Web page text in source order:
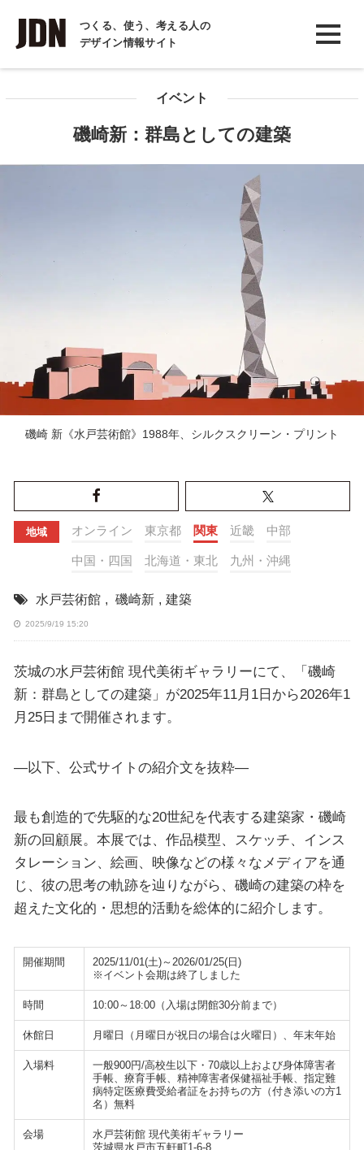
つくる、使う、考える人の
デザイン情報サイト
INTERVIEW
インタビュー
イベント
磯崎新：群島としての建築
磯崎 新《水戸芸術館》1988年、シルクスクリーン・プリント
地域 オンライン 東京都 関東 近畿 中部
中国・四国 北海道・東北 九州・沖縄
水戸芸術館 , 磯崎新 , 建築
2025/9/19 15:20
茨城の水戸芸術館 現代美術ギャラリーにて、「磯崎
新：群島としての建築」が2025年11月1日から2026年1
月25日まで開催されます。
—以下、公式サイトの紹介文を抜粋—
最も創造的で先駆的な20世紀を代表する建築家・磯崎
新の回顧展。本展では、作品模型、スケッチ、インス
タレーション、絵画、映像などの様々なメディアを通
じ、彼の思考の軌跡を辿りながら、磯崎の建築の枠を
超えた文化的・思想的活動を総体的に紹介します。
開催期間
2025/11/01(土)～2026/01/25(日)
※イベント会期は終了しました
時間 10:00～18:00（入場は閉館30分前まで）
休館日 月曜日（月曜日が祝日の場合は火曜日）、年末年始
入場料
一般900円/高校生以下・70歳以上および身体障害者
手帳、療育手帳、精神障害者保健福祉手帳、指定難
病特定医療費受給者証をお持ちの方（付き添いの方1
名）無料
会場
水戸芸術館 現代美術ギャラリー
茨城県水戸市五軒町1-6-8